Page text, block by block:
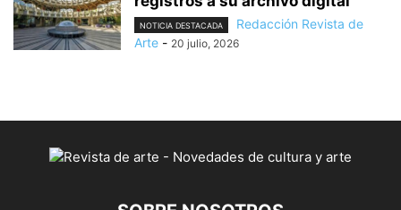
NOTICIA DESTACADA
Redacción Revista de
Arte - 20 julio, 2026